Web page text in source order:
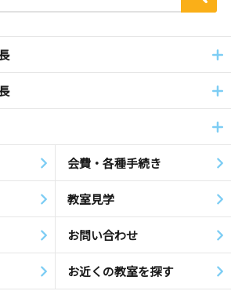
会費・各種手続き
教室見学
お問い合わせ
お近くの教室を探す